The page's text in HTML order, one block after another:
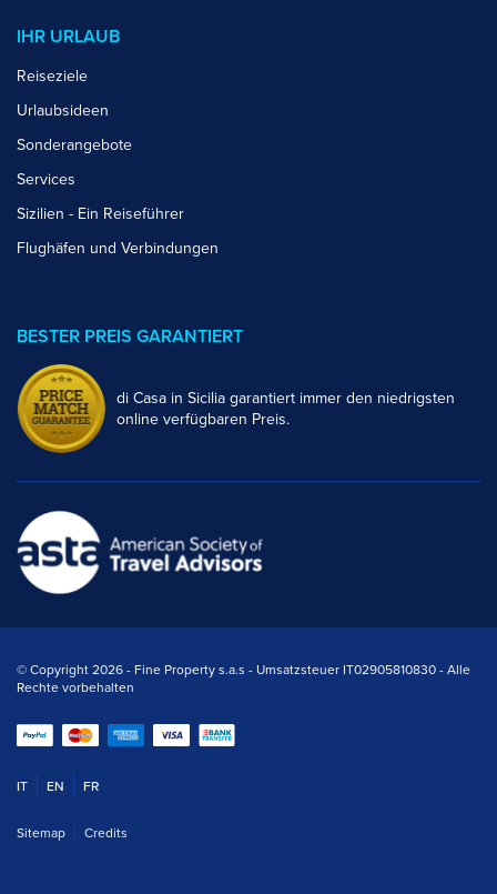
IHR URLAUB
Reiseziele
Urlaubsideen
Sonderangebote
Services
Sizilien - Ein Reiseführer
Flughäfen und Verbindungen
BESTER PREIS GARANTIERT
di Casa in Sicilia garantiert immer den niedrigsten
online verfügbaren Preis.
© Copyright 2026 - Fine Property s.a.s - Umsatzsteuer IT02905810830 - Alle
Rechte vorbehalten
IT EN FR
Sitemap Credits